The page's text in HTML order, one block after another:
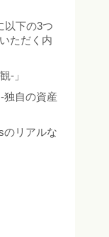
以下の3つ
ただく内
-」
独自の資産
のリアルな